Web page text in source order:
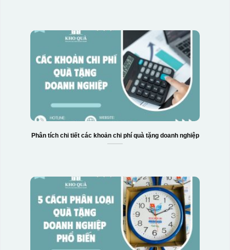
Phân tích chi tiết các khoản chi phí quà tặng doanh nghiệp